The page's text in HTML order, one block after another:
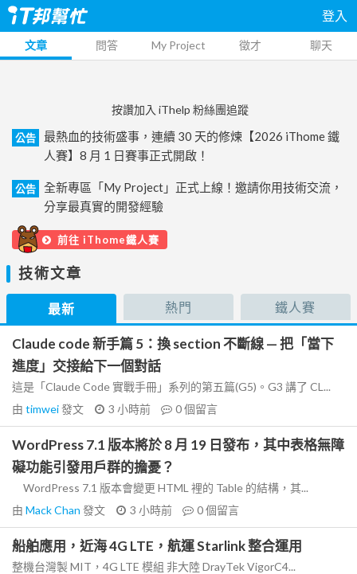
登入
文章 問答 My Project 徵才 聊天
按讚加入 iThelp 粉絲團追蹤
公告
最熱血的技術盛事，連續 30 天的修煉【2026 iThome 鐵
人賽】8 月 1 日賽事正式開啟！
公告
全新專區「My Project」正式上線！邀請你用技術交流，
分享最真實的開發經驗
前往 iThome鐵人賽
技術文章
最新 熱門 鐵人賽
Claude code 新手篇 5：換 section 不斷線 — 把「當下
進度」交接給下一個對話
這是「Claude Code 實戰手冊」系列的第五篇(G5)。G3 講了 CL...
由 timwei發文 3 小時前 0個留言
WordPress 7.1 版本將於 8 月 19 日發布，其中表格無障
礙功能引發用戶群的擔憂？
WordPress 7.1 版本會變更 HTML 裡的 Table 的結構，其...
由 Mack Chan 發文 3 小時前 0個留言
船舶應用，近海 4G LTE，航運 Starlink 整合運用
整機台灣製 MIT，4G LTE 模組 非大陸 DrayTek VigorC4...